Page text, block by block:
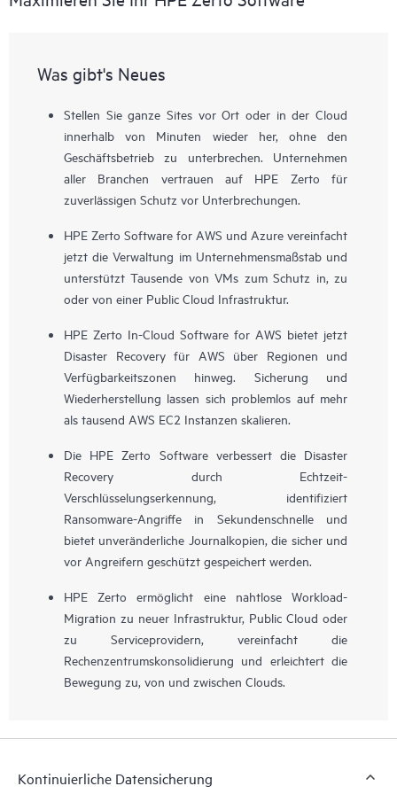
Was gibt's Neues
Stellen Sie ganze Sites vor Ort oder in der Cloud
innerhalb von Minuten wieder her, ohne den
Geschäftsbetrieb zu unterbrechen. Unternehmen
aller Branchen vertrauen auf HPE Zerto für
zuverlässigen Schutz vor Unterbrechungen.
HPE Zerto Software for AWS und Azure vereinfacht
jetzt die Verwaltung im Unternehmensmaßstab und
unterstützt Tausende von VMs zum Schutz in, zu
oder von einer Public Cloud Infrastruktur.
HPE Zerto In-Cloud Software for AWS bietet jetzt
Disaster Recovery für AWS über Regionen und
Verfügbarkeitszonen hinweg. Sicherung und
Wiederherstellung lassen sich problemlos auf mehr
als tausend AWS EC2 Instanzen skalieren.
Die HPE Zerto Software verbessert die Disaster
Recovery durch Echtzeit-
Verschlüsselungserkennung, identifiziert
Ransomware-Angriffe in Sekundenschnelle und
bietet unveränderliche Journalkopien, die sicher und
vor Angreifern geschützt gespeichert werden.
HPE Zerto ermöglicht eine nahtlose Workload-
Migration zu neuer Infrastruktur, Public Cloud oder
zu Serviceprovidern, vereinfacht die
Rechenzentrumskonsolidierung und erleichtert die
Bewegung zu, von und zwischen Clouds.
Kontinuierliche Datensicherung